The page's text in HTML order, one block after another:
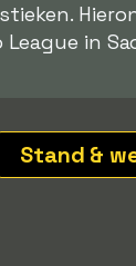
in
Stand &